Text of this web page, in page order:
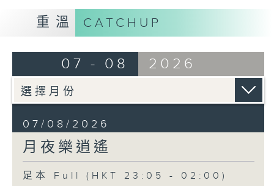
重溫 CATCHUP
07 - 08 2026
07/08/2026
月夜樂逍遙
足本 Full (HKT 23:05 - 02:00)